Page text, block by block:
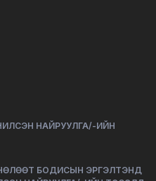
НАЙРУУЛГА/-ИЙН
БОДИСЫН ЭРГЭЛТЭНД